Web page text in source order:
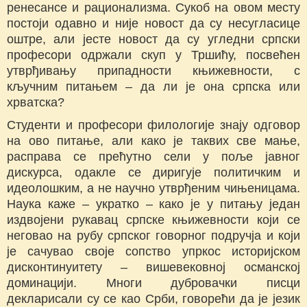
ренесансе и рационализма. Сукоб на овом месту
постоји одавно и није новост да су несугласице
оштре, али јесте новост да су угледни српски
професори одржали скуп у Тршићу, посвећен
утврђивању припадности књижевности, с
кључним питањем ‒ да ли је она српска или
хрватска?
Студенти и професори филологије знају одговор
на ово питање, али како је таквих све мање,
расправа се прећутно сели у поље јавног
дискурса, одакле се диригује политичким и
идеолошким, а не научно утврђеним чињеницама.
Наука каже ‒ укратко ‒ како је у питању један
издвојени рукавац српске књижевности који се
неговао на рубу српског говорног подручја и који
је сачувао своје сопство упркос историјском
дисконтинуитету ‒ вишевековној османској
доминацији. Многи дубровачки писци
декларисали су се као Срби, говорећи да је језик